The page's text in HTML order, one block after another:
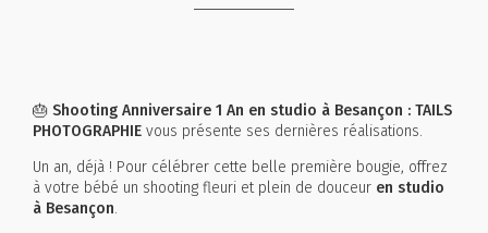
🎂 Shooting Anniversaire 1 An en studio à Besançon : TAILS
PHOTOGRAPHIE vous présente ses dernières réalisations.
Un an, déjà ! Pour célébrer cette belle première bougie, offrez
à votre bébé un shooting fleuri et plein de douceur en studio
à Besançon.